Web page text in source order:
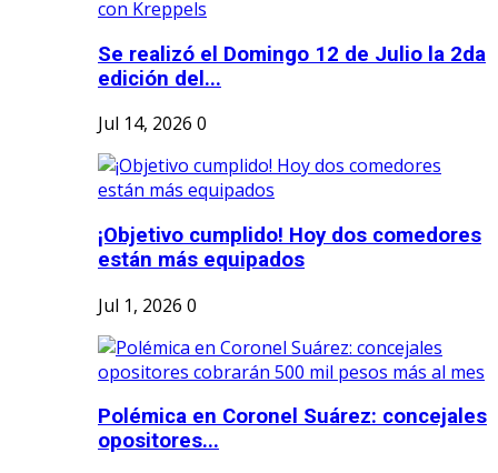
Se realizó el Domingo 12 de Julio la 2da
edición del...
Jul 14, 2026 0
¡Objetivo cumplido! Hoy dos comedores
están más equipados
Jul 1, 2026 0
Polémica en Coronel Suárez: concejales
opositores...